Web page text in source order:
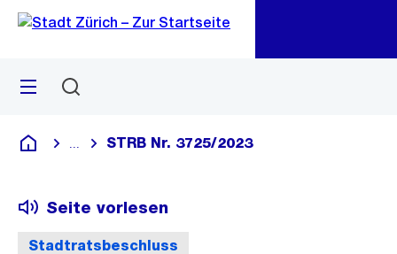
Navigation
Sprunglink
Menü
Deutsch
Blende alle Breadcrumbs ein
STRB Nr. 3725/2023
Stadtratsbeschluss
Seite vorlesen